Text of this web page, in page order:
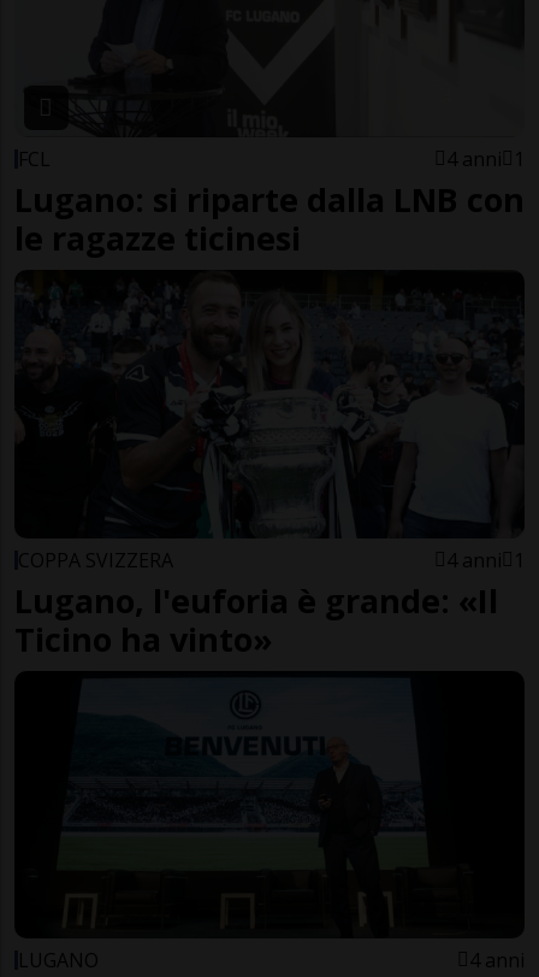
FCL 4 anni 1
Lugano: si riparte dalla LNB con
le ragazze ticinesi
COPPA SVIZZERA 4 anni 1
Lugano, l'euforia è grande: «Il
Ticino ha vinto»
LUGANO 4 anni